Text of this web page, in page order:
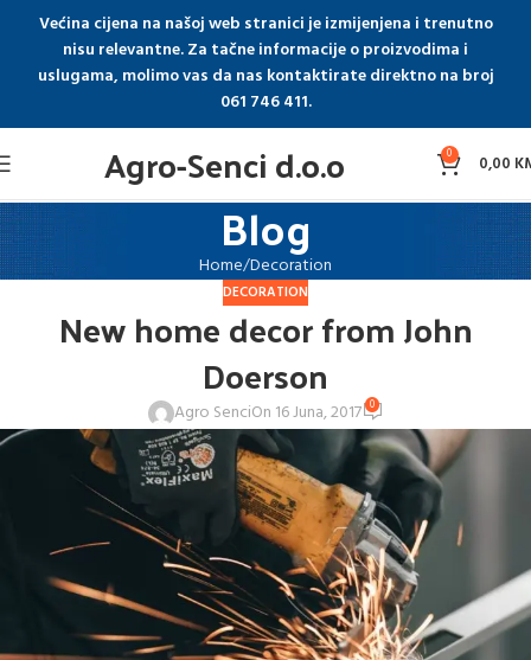
Većina cijena na našoj web stranici je izmijenjena i trenutno
nisu relevantne. Za tačne informacije o proizvodima i
uslugama, molimo vas da nas kontaktirate direktno na broj
061 746 411.
Agro-Senci d.o.o 0 0,00
Blog
Home Decoration
DECORATION
New home decor from John
Doerson
Agro SenciOn 16 Juna, 2017 0